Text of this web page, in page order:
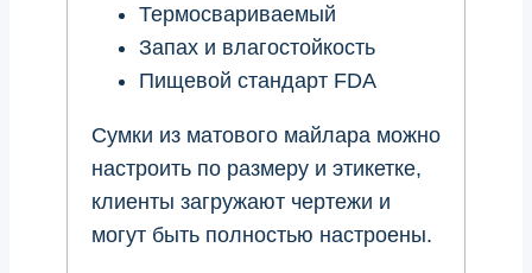
Термосвариваемый
Запах и влагостойкость
Пищевой стандарт FDA
Сумки из матового майлара можно
настроить по размеру и этикетке,
клиенты загружают чертежи и
могут быть полностью настроены.